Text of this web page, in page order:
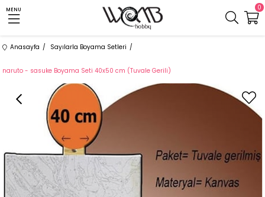
MENU 0
Anasayfa Sayılarla Boyama Setleri
naruto - sasuke Boyama Seti 40x50 cm (Tuvale Gerili)